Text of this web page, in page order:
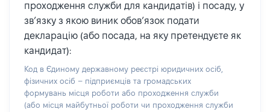
проходження служби для кандидатів) і посаду, у
зв’язку з якою виник обов’язок подати
декларацію (або посада, на яку претендуєте як
кандидат):
Код в Єдиному державному реєстрі юридичних осіб,
фізичних осіб – підприємців та громадських
формувань місця роботи або проходження служби
(або місця майбутньої роботи чи проходження служби